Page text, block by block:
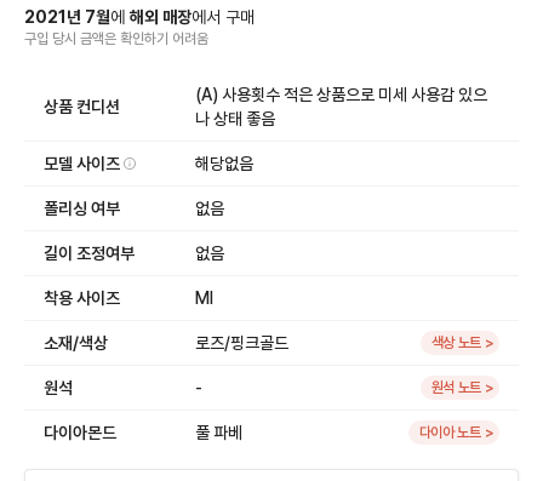
2021 년 7월에 해외 매장에서 구매
구입 당시 금액은 확인하기 어려움
상품 컨디션
(A) 사용횟수 적은 상품으로 미세 사용감 있으
나 상태 좋음
모델 사이즈 해당없음
폴리싱 여부 없음
길이 조정여부 없음
착용 사이즈 Ml
소재/색상 로즈/핑크골드 색상 노트 >
원석 - 원석 노트 >
다이아몬드 풀 파베 다이아 노트 >